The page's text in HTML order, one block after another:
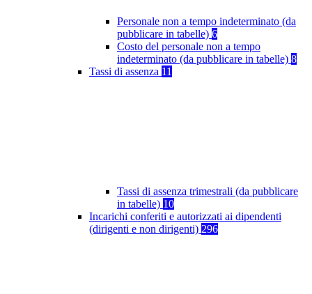
Personale non a tempo indeterminato (da
pubblicare in tabelle) 6
Costo del personale non a tempo
indeterminato (da pubblicare in tabelle) 8
Tassi di assenza 11
Tassi di assenza trimestrali (da pubblicare
in tabelle) 10
Incarichi conferiti e autorizzati ai dipendenti
(dirigenti e non dirigenti) 296